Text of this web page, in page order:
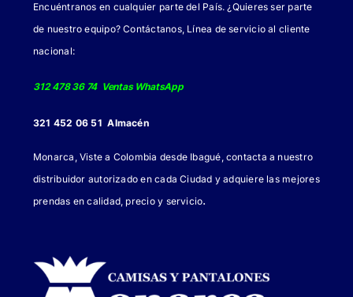
Encuéntranos en cualquier parte del País. ¿Quieres ser parte
de nuestro equipo? Contáctanos, Línea de servicio al cliente
nacional:
312 478 36 74 Ventas WhatsApp
321 452 06 51 Almacén
Monarca, Viste a Colombia desde Ibagué, contacta a nuestro
distribuidor autorizado en cada Ciudad y adquiere las mejores
prendas en calidad, precio y servicio.